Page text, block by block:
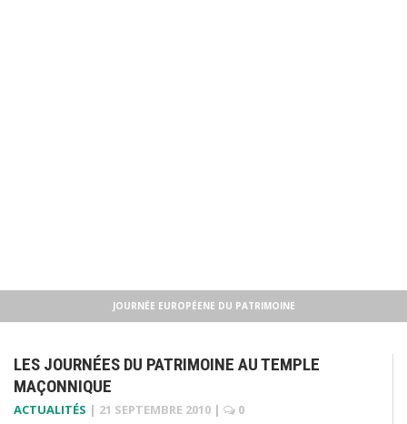
JOURNÉE EUROPÉENE DU PATRIMOINE
LES JOURNÉES DU PATRIMOINE AU TEMPLE
MAÇONNIQUE
ACTUALITÉS | 21 SEPTEMBRE 2010 |
0